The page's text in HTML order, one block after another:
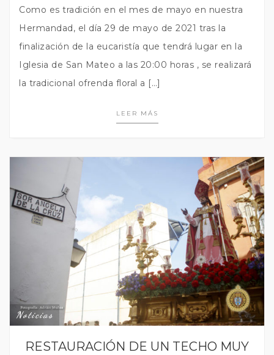
Como es tradición en el mes de mayo en nuestra
Hermandad, el día 29 de mayo de 2021 tras la
finalización de la eucaristía que tendrá lugar en la
Iglesia de San Mateo a las 20:00 horas , se realizará
la tradicional ofrenda floral a […]
LEER MÁS
Noticias
RESTAURACIÓN DE UN TECHO MUY